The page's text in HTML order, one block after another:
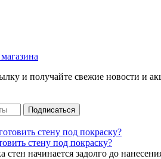
и получайте свежие новости и
стену под покраску?
стен начинается задолго до